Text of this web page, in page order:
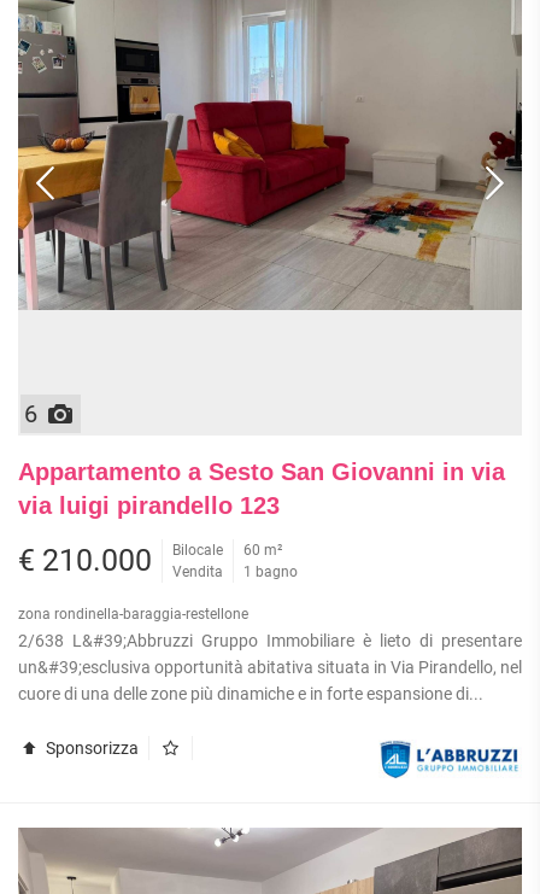
6
Appartamento a Sesto San Giovanni in via
via luigi pirandello 123
€ 210.000
Bilocale
Vendita
60 m²
1 bagno
zona rondinella-baraggia-restellone
2/638 L&#39;Abbruzzi Gruppo Immobiliare è lieto di presentare
un&#39;esclusiva opportunità abitativa situata in Via Pirandello, nel
cuore di una delle zone più dinamiche e in forte espansione di...
Sponsorizza